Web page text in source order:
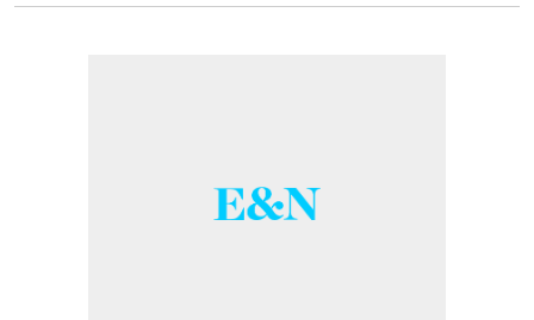
escenario más probable no parece una